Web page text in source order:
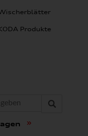
Produkte
»